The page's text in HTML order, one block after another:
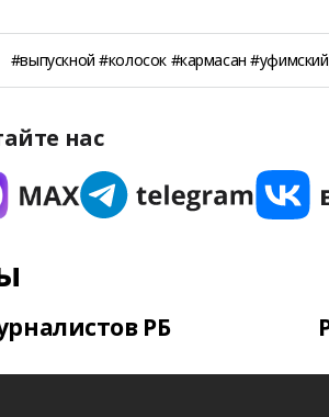
#выпускной #колосок #кармасан
нас
РБ